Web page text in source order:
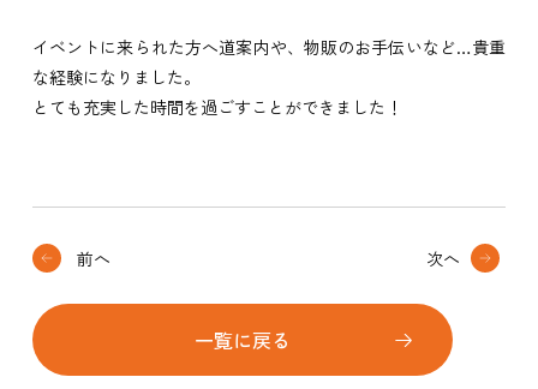
イベントに来られた方へ道案内や、物販のお手伝いなど…貴重
な経験になりました。
とても充実した時間を過ごすことができました！
前へ
一覧に戻る
次へ